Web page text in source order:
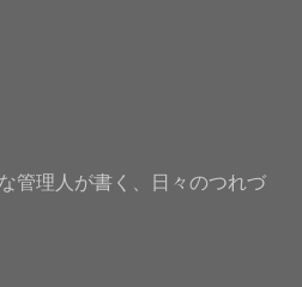
管理人が書く、日々のつれづ